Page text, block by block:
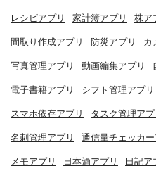
レシピアプリ 家計簿アプリ 株ア
間取り作成アプリ 防災アプリ カ
写真管理アプリ 動画編集アプリ
電子書籍アプリ シフト管理アプリ
スマホ依存アプリ タスク管理アプ
名刺管理アプリ 通信量チェッカー
メモアプリ 日本酒アプリ 日記ア